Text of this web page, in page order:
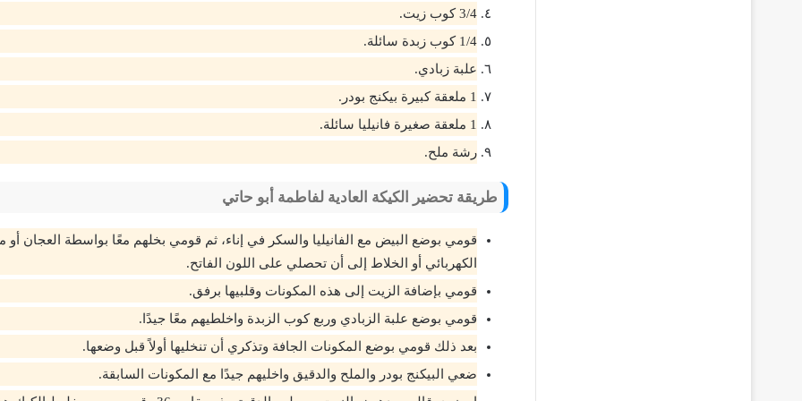
3/4 كوب زيت.
1/4 كوب زبدة سائلة.
علبة زبادي.
1 ملعقة كبيرة بيكنج بودر.
1 ملعقة صغيرة فانيليا سائلة.
رشة ملح.
طريقة تحضير الكيكة العادية لفاطمة أبو حاتي
قومي بوضع البيض مع الفانيليا والسكر في إناء، ثم قومي بخلهم معًا بواسطة العجان
الكهربائي أو الخلاط إلى أن تحصلي على اللون الفاتح.
قومي بإضافة الزيت إلى هذه المكونات وقلبيها برفق.
قومي بوضع علبة الزبادي وربع كوب الزبدة واخلطيهم معًا جيدًا.
بعد ذلك قومي بوضع المكونات الجافة وتذكري أن تنخليها أولاً قبل وضعها.
ضعي البيكنج بودر والملح والدقيق واخليهم جيدًا مع المكونات السابقة.